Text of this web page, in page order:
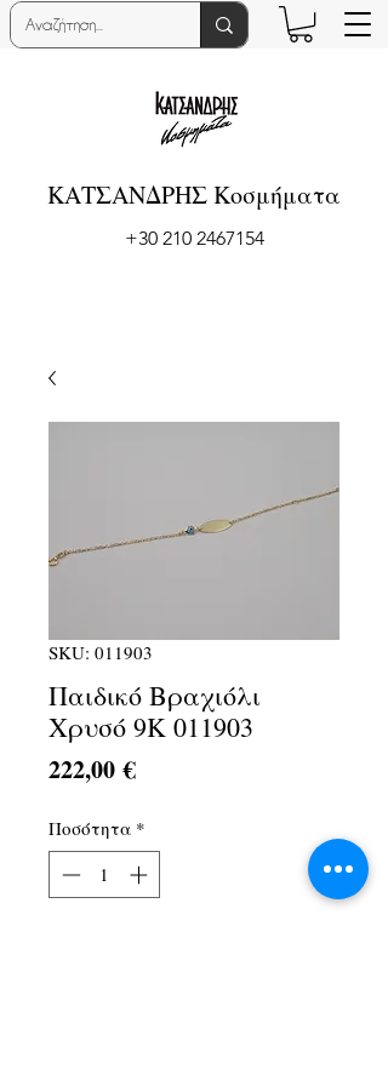
ΚΑΤΣΑΝΔΡΗΣ Κοσμήματα
+30 210 2467154
SKU: 011903
Παιδικό Βραχιόλι
Χρυσό 9Κ 011903
222,00 €Τιμή
Ποσότητα *